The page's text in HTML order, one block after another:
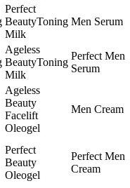
Perfect
BeautyToning
Milk
Men Serum
Ageless
BeautyToning
Milk
Perfect Men
Serum
Ageless
Beauty
Facelift
Oleogel
Men Cream
Perfect
Beauty
Oleogel
Perfect Men
Cream